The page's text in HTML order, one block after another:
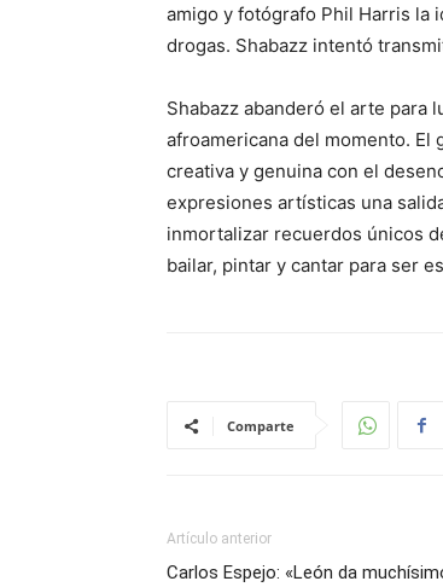
amigo y fotógrafo Phil Harris la
drogas. Shabazz intentó
Shabazz abanderó el arte para
afroamericana del momento. El
creativa y genuina con el
expresiones artísticas una
inmortalizar recuerdos únicos
bailar, pintar y cantar para ser
Comparte
Artículo anterior
Carlos Espejo: «León da